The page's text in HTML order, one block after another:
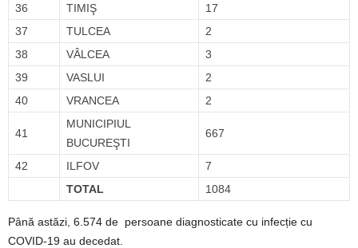
36
TIMIŞ
17
37
TULCEA
2
38
VÂLCEA
3
39
VASLUI
2
40
VRANCEA 2
41
MUNICIPIUL
BUCUREŞTI
667
42 ILFOV
7
TOTAL
1084
Până astăzi, 6.574 de persoane diagnosticate cu infecție cu
COVID-19 au decedat.